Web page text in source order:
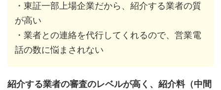
・東証一部上場企業だから、紹介する業者の質
が高い
・業者との連絡を代行してくれるので、営業電
話の数に悩まされない
紹介する業者の審査のレベルが高く、紹介料（中間